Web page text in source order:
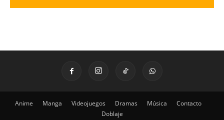
Anime Manga Videojuegos Dramas Música
Contacto
Doblaje